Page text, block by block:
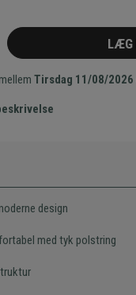
LÆG
Tirsdag 11/08/2026
design
med tyk polstring